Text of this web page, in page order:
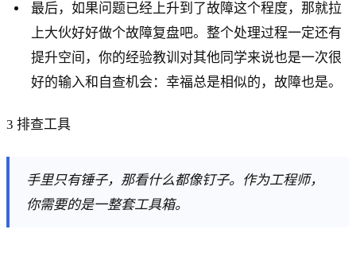
最后，如果问题已经上升到了故障这个程度，那就拉
上大伙好好做个故障复盘吧。整个处理过程一定还有
提升空间，你的经验教训对其他同学来说也是一次很
好的输入和自查机会：幸福总是相似的，故障也是。
3 排查⼯具
手里只有锤子，那看什么都像钉子。作为工程师，
你需要的是一整套工具箱。